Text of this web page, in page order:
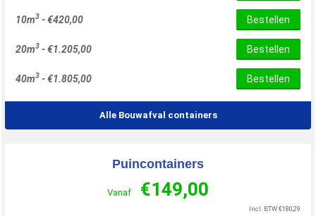
10m3 -€420,00 Bestellen
20m3 -€1.205,00 Bestellen
40m3 -€1.805,00 Bestellen
Alle Bouwafval containers
Puincontainers
Vanaf €149,00
Incl. BTW €180,29